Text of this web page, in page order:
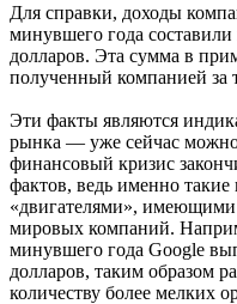
Для справки, доходы
минувшего года
долларов. Эта сумма в
полученный компанией за
Эти факты являются
рынка — уже сейчас можно
финансовый кризис
фактов, ведь именно
«двигателями»,
мировых компаний.
минувшего года Google
долларов, таким образом
количеству более мелких